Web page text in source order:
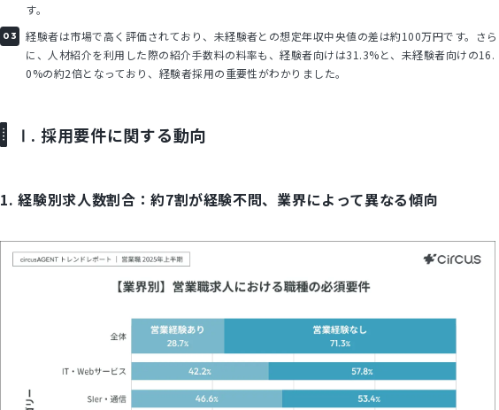
す。
経験者は市場で高く評価されており、未経験者との想定年収中央値の差は約100万円です。さら
に、人材紹介を利用した際の紹介手数料の料率も、経験者向けは31.3%と、未経験者向けの16.
0%の約2倍となっており、経験者採用の重要性がわかりました。
Ⅰ. 採用要件に関する動向
1. 経験別求人数割合：約7割が経験不問、業界によって異なる傾向